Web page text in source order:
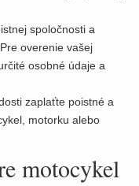
spoločnosti a
overenie vašej
osobné údaje a
zaplaťte poistné a
motorku alebo
motocykel